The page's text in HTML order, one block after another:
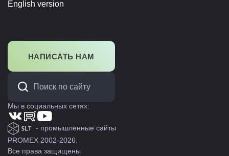
English version
НАПИСАТЬ НАМ
Мы в социальных сетях:
- промышленные сайты
PROMEX 2002-2026.
Все права защищены